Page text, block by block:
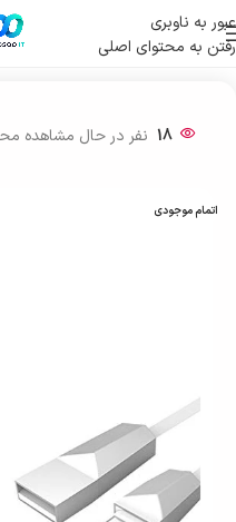
عبور به ناوبری
رفتن به محتوای اصلی
خانه/ لوازم جانبی موبایل
18 نفر در حال مشاهده
اتمام موجودی